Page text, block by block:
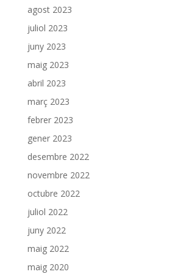
agost 2023
juliol 2023
juny 2023
maig 2023
abril 2023
març 2023
febrer 2023
gener 2023
desembre 2022
novembre 2022
octubre 2022
juliol 2022
juny 2022
maig 2022
maig 2020